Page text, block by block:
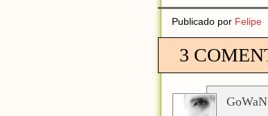
Publicado por Felipe
3
GoWaN